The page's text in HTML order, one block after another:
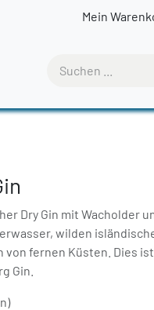
Mein
Dry Gin mit Wacholder
wilden
von fernen Küsten. Dies
Gin.